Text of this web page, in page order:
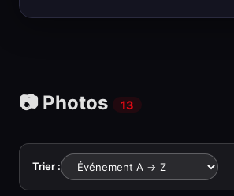
📷 Photos 13
Trier :